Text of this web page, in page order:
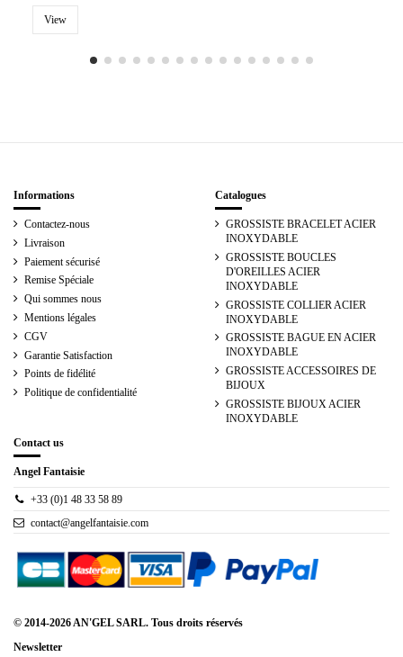
View
Informations
Contactez-nous
Livraison
Paiement sécurisé
Remise Spéciale
Qui sommes nous
Mentions légales
CGV
Garantie Satisfaction
Points de fidélité
Politique de confidentialité
Catalogues
GROSSISTE BRACELET ACIER
INOXYDABLE
GROSSISTE BOUCLES
D'OREILLES ACIER
INOXYDABLE
GROSSISTE COLLIER ACIER
INOXYDABLE
GROSSISTE BAGUE EN ACIER
INOXYDABLE
GROSSISTE ACCESSOIRES DE
BIJOUX
GROSSISTE BIJOUX ACIER
INOXYDABLE
Contact us
Angel Fantaisie
+33 (0)1 48 33 58 89
contact@angelfantaisie.com
© 2014-2026 AN'GEL SARL. Tous droits réservés
Newsletter